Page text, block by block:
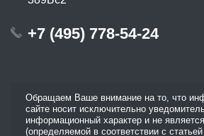
+7 (495) 778-54-24
Обращаем Ваше внимание на то, что
сайте носит исключительно
информационный характер и не
(определяемой в соответствии с